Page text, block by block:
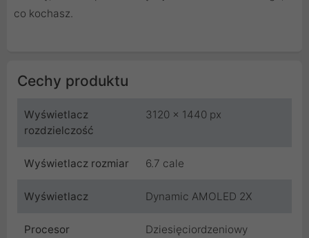
co kochasz.
Cechy produktu
Wyświetlacz
rozdzielczość
3120 x 1440 px
Wyświetlacz rozmiar 6.7 cale
Wyświetlacz Dynamic AMOLED 2X
Procesor Dziesięciordzeniowy